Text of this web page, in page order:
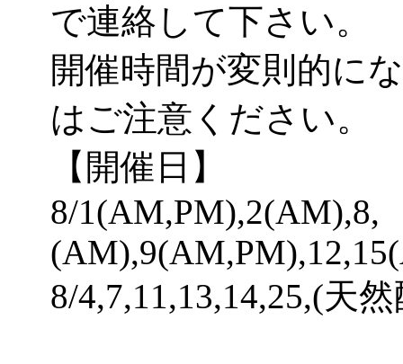
で連絡して下さい。
開催時間が変則的に
はご注意ください。
【開催日】
8/1(AM,PM),2(AM),8,
8/4,7,11,13,14,25,(天